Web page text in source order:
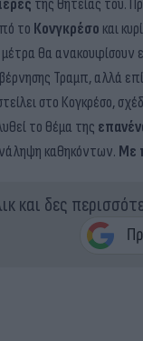
της θητείας του.
το Κονγκρέσο και
θα ανακουφίσουν
Τραμπ, αλλά
στο Κογκρέσο,
το θέμα της
καθηκόντων. Με
και δες